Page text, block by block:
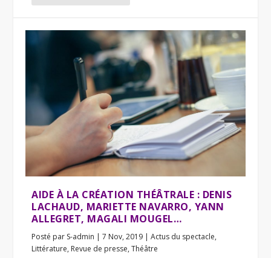
AIDE À LA CRÉATION THÉÂTRALE : DENIS
LACHAUD, MARIETTE NAVARRO, YANN
ALLEGRET, MAGALI MOUGEL…
Posté par S-admin |7 Nov, 2019 |Actus du spectacle,
Littérature, Revue de presse,Théâtre